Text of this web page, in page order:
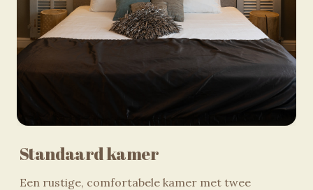
Standaard kamer
Een rustige, comfortabele kamer met twee